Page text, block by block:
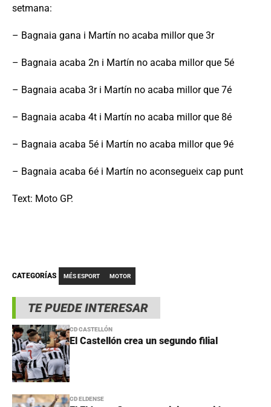
TE PUEDE INTERESAR
CD CASTELLÓN
El Castellón crea un segundo filial
CD ELDENSE
setmana:
– Bagnaia gana i Martín no acaba millor que 3r
– Bagnaia acaba 2n i Martín no acaba millor que 5é
– Bagnaia acaba 3r i Martín no acaba millor que 7é
– Bagnaia acaba 4t i Martín no acaba millor que 8é
– Bagnaia acaba 5é i Martín no acaba millor que 9é
– Bagnaia acaba 6é i Martín no aconsegueix cap punt
Text: Moto GP.
CATEGORÍAS MÉS ESPORT MOTOR